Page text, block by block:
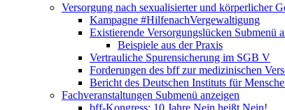
Versorgung nach sexualisierter und körperlicher
Kampagne #HilfenachVergewaltigung
Existierende Versorgungslücken Submenü
Beispiele aus der Praxis
Vertrauliche Spurensicherung im SGB V
Forderungen des bff zur medizinischen
Bericht des Deutschen Instituts für
Fachveranstaltungen Submenü anzeigen
bff-Kongress: 10 Jahre Nein heißt Nein!